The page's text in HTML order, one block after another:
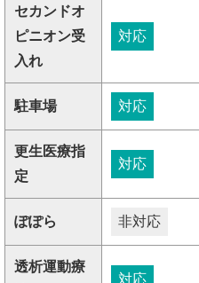
セカンドオ
ピニオン受
入れ
対応
駐車場 対応
更生医療指
定
対応
ぽぽら 非対応
透析運動療
対応